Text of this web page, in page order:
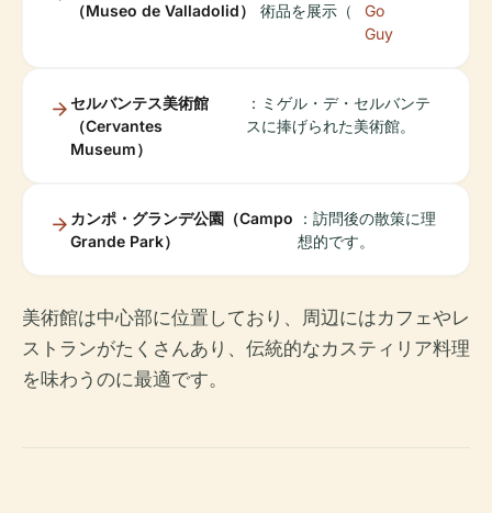
（Museo de Valladolid）
術品を展示（
Go
Guy
セルバンテス美術館
（Cervantes
Museum）
：ミゲル・デ・セルバンテ
スに捧げられた美術館。
カンポ・グランデ公園（Campo
Grande Park）
：訪問後の散策に理
想的です。
美術館は中心部に位置しており、周辺にはカフェやレ
ストランがたくさんあり、伝統的なカスティリア料理
を味わうのに最適です。